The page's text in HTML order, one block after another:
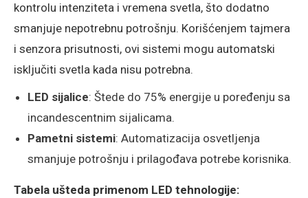
kontrolu intenziteta i vremena svetla, što dodatno
smanjuje nepotrebnu potrošnju. Korišćenjem tajmera
i senzora prisutnosti, ovi sistemi mogu automatski
isključiti svetla kada nisu potrebna.
LED sijalice: Štede do 75% energije u poređenju sa
incandescentnim sijalicama.
Pametni sistemi: Automatizacija osvetljenja
smanjuje potrošnju i prilagođava potrebe korisnika.
Tabela ušteda primenom LED tehnologije: